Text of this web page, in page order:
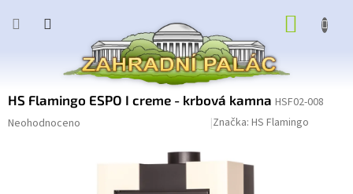
HS Flamingo ESPO I creme - krbová kamna HSF02-008
Průměrné
Neohodnoceno Značka: HS Flamingo